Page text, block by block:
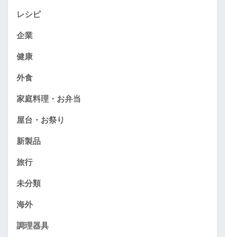
レシピ
企業
健康
外食
家庭料理・お弁当
屋台・お祭り
新製品
旅行
未分類
海外
調理器具